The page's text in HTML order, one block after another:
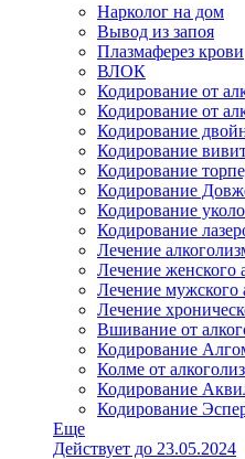
Нарколог на дом
Вывод из запоя
Плазмаферез крови
ВЛОК
Кодирование от
Кодирование от
Кодирование
Кодирование
Кодирование
Кодирование
Кодирование
Кодирование
Лечение
Лечение женского
Лечение мужского
Лечение
Вшивание от
Кодирование
Колме от
Кодирование
Кодирование
Еще
Действует до 23.05.2024